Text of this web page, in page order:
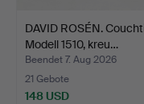
DAVID ROSÉN.
Modell 1510, kreu…
Beendet 7. Aug 2026
21 Gebote
148 USD